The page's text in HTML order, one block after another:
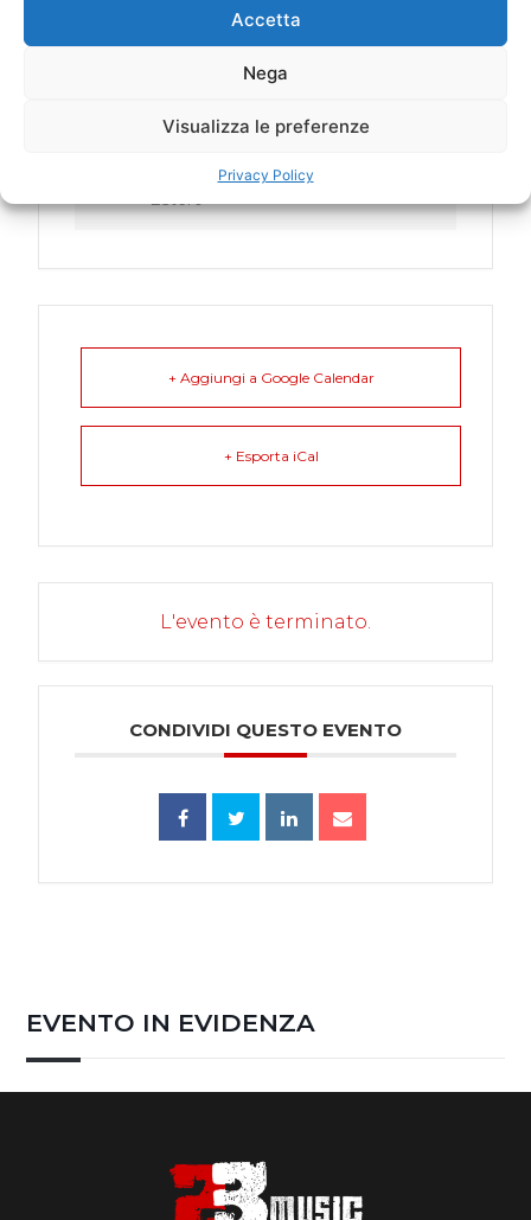
Accetta
Nega
Visualizza le preferenze
Privacy Policy
Oradea (Romania)
Estero
+ Aggiungi a Google Calendar
+ Esporta iCal
L'evento è terminato.
CONDIVIDI QUESTO EVENTO
EVENTO IN EVIDENZA